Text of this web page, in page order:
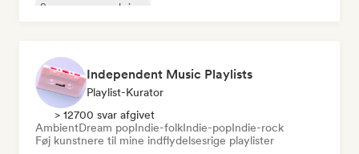
Sanger og sangskriver
Independent Music Playlists
Playlist-Kurator
> 12700 svar afgivet
AmbientDream popIndie-folkIndie-popIndie-rock
Føj kunstnere til mine indflydelsesrige playlister